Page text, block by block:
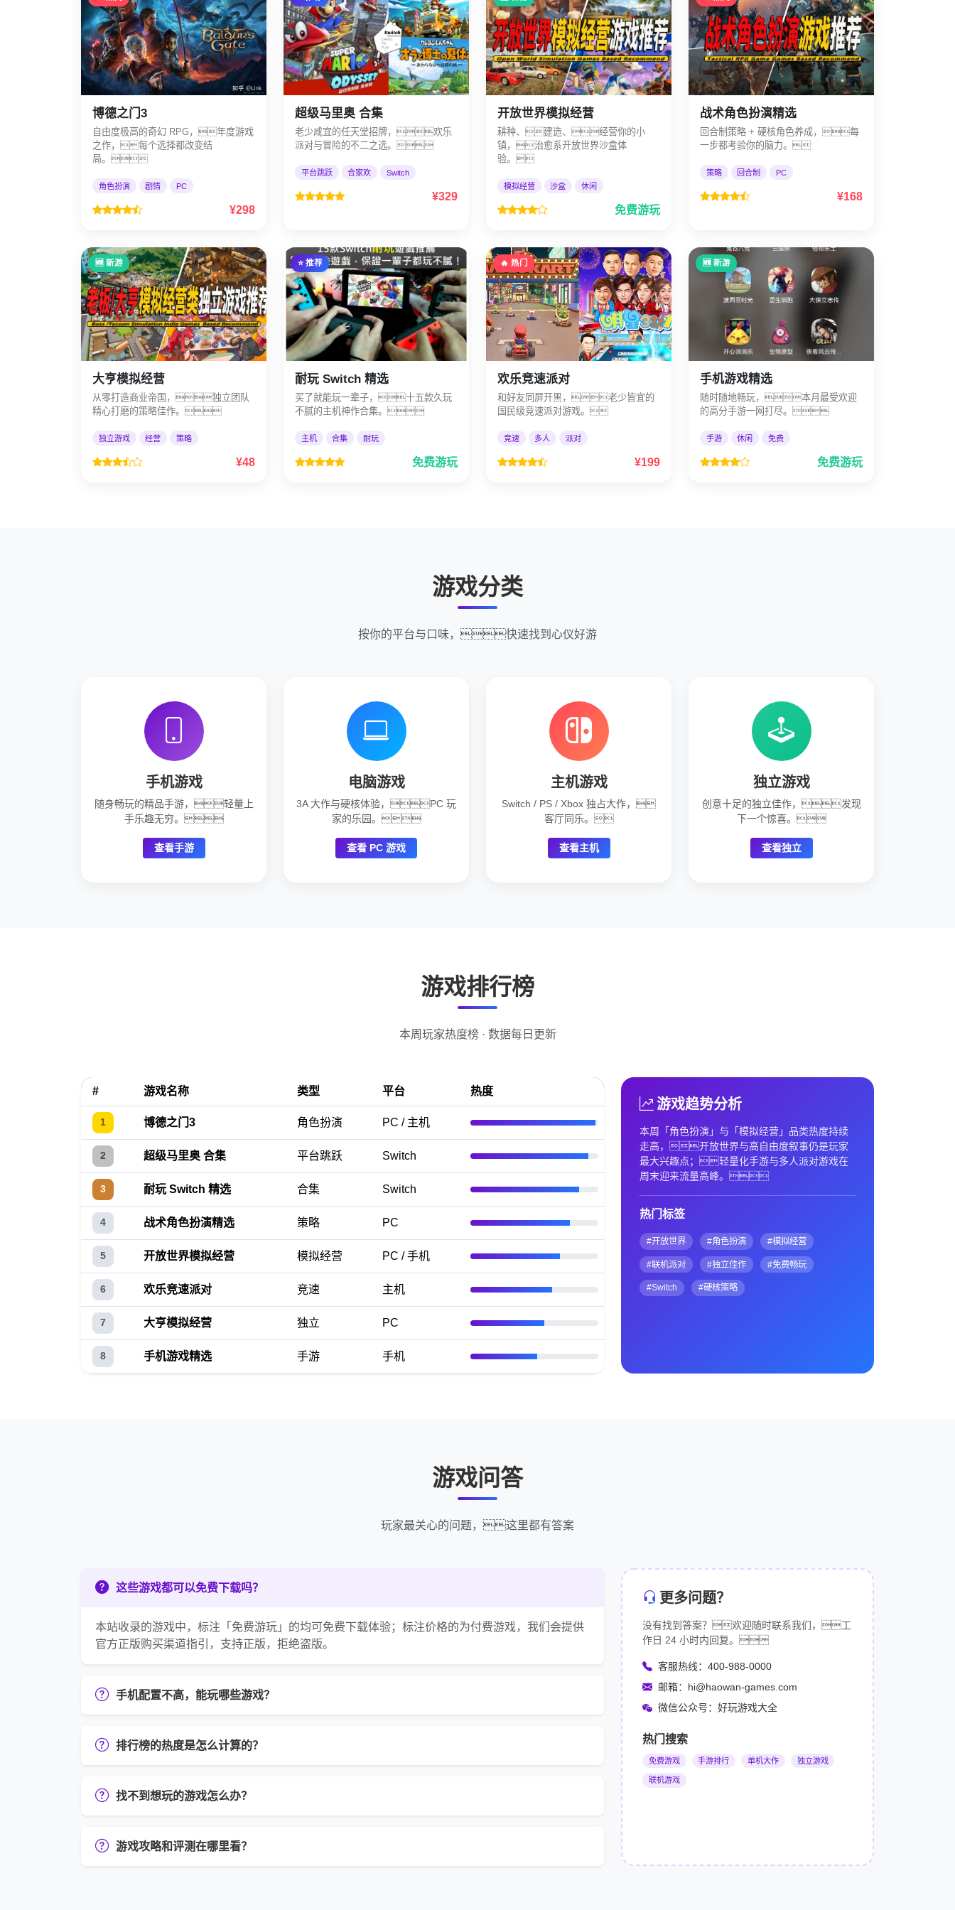
博德之门3
自由度极高的奇幻 RPG，年度游戏
之作，每个选择都改变结
局。
角色扮演 剧情 PC
¥298
超级马里奥 合集
老少咸宜的任天堂招牌，欢乐
派对与冒险的不二之选。
平台跳跃 合家欢 Switch
¥329
开放世界模拟经营
耕种、建造、经营你的小
镇，治愈系开放世界沙盒体
验。
模拟经营 沙盒 休闲
免费游玩
战术角色扮演精选
回合制策略 + 硬核角色养成，每
一步都考验你的脑力。
策略 回合制 PC
¥168
🆕 新游
大亨模拟经营
从零打造商业帝国，独立团队
精心打磨的策略佳作。
独立游戏 经营 策略
¥48
⭐ 推荐
耐玩 Switch 精选
买了就能玩一辈子，十五款久玩
不腻的主机神作合集。
主机 合集 耐玩
免费游玩
🔥 热门
欢乐竞速派对
和好友同屏开黑，老少皆宜的
国民级竞速派对游戏。
竞速 多人 派对
¥199
🆕 新游
手机游戏精选
随时随地畅玩，本月最受欢迎
的高分手游一网打尽。
手游 休闲 免费
免费游玩
游戏分类
按你的平台与口味，快速找到心仪好游
手机游戏
随身畅玩的精品手游，轻量上
手乐趣无穷。
查看手游
电脑游戏
3A 大作与硬核体验，PC 玩
家的乐园。
查看 PC 游戏
主机游戏
Switch / PS / Xbox 独占大作，
客厅同乐。
查看主机
独立游戏
创意十足的独立佳作，发现
下一个惊喜。
查看独立
游戏排行榜
本周玩家热度榜 · 数据每日更新
# 游戏名称 类型 平台 热度
1 博德之门3 角色扮演 PC / 主机
2 超级马里奥 合集 平台跳跃 Switch
3 耐玩 Switch 精选 合集 Switch
4 战术角色扮演精选 策略 PC
5 开放世界模拟经营 模拟经营 PC / 手机
6 欢乐竞速派对 竞速 主机
7 大亨模拟经营 独立 PC
8 手机游戏精选 手游 手机
游戏趋势分析
本周「角色扮演」与「模拟经营」品类热度持续
走高，开放世界与高自由度叙事仍是玩家
最大兴趣点；轻量化手游与多人派对游戏在
周末迎来流量高峰。
热门标签
#开放世界 #角色扮演 #模拟经营
#联机派对 #独立佳作 #免费畅玩
#Switch #硬核策略
游戏问答
玩家最关心的问题，这里都有答案
这些游戏都可以免费下载吗？
本站收录的游戏中，标注「免费游玩」的均可免费下载体验；标注价格的为付费游戏，我们会提供
官方正版购买渠道指引，支持正版，拒绝盗版。
手机配置不高，能玩哪些游戏？
排行榜的热度是怎么计算的？
找不到想玩的游戏怎么办？
游戏攻略和评测在哪里看？
更多问题？
没有找到答案？欢迎随时联系我们，工
作日 24 小时内回复。
客服热线：400-988-0000
邮箱：hi@haowan-games.com
微信公众号：好玩游戏大全
热门搜索
免费游戏 手游排行 单机大作 独立游戏
联机游戏